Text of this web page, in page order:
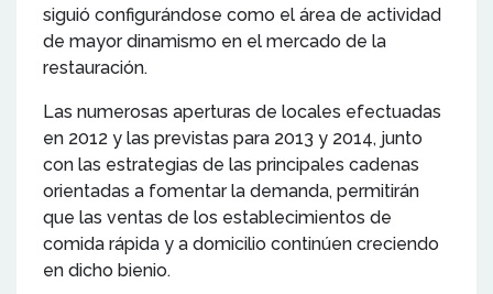
siguió configurándose como el área de actividad
de mayor dinamismo en el mercado de la
restauración.
Las numerosas aperturas de locales efectuadas
en 2012 y las previstas para 2013 y 2014, junto
con las estrategias de las principales cadenas
orientadas a fomentar la demanda, permitirán
que las ventas de los establecimientos de
comida rápida y a domicilio continúen creciendo
en dicho bienio.